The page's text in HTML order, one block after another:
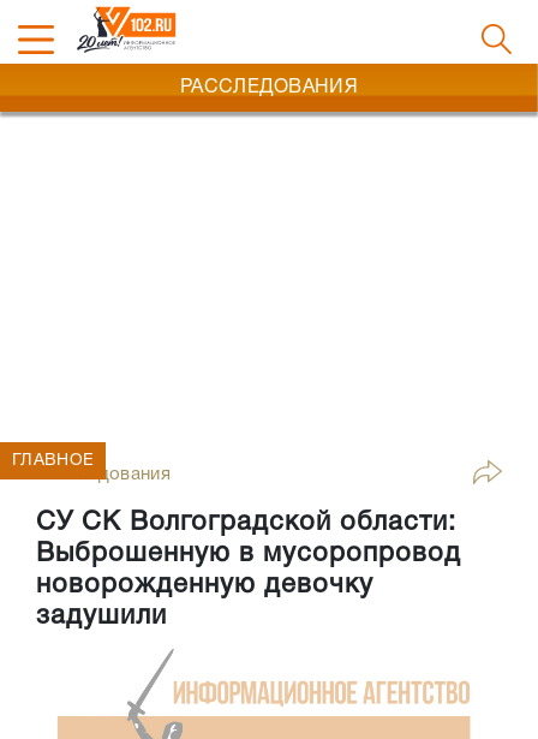
РАССЛЕДОВАНИЯ
Расследования
СУ СК Волгоградской области:
Выброшенную в мусоропровод
новорожденную девочку
задушили
ГЛАВНОЕ